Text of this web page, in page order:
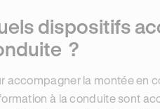
dispositifs
?
accompagner la montée en
à la conduite sont